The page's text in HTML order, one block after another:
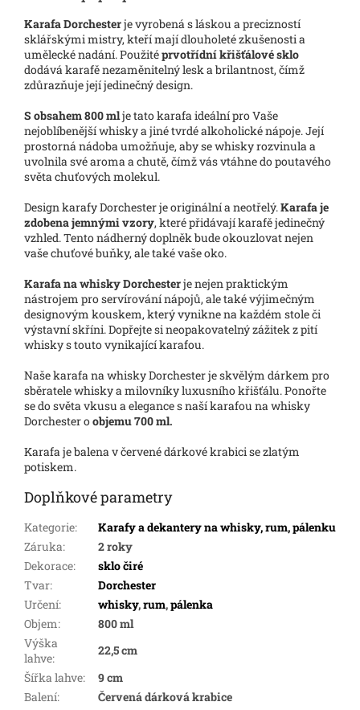
Karafa Dorchesterje vyrobená s láskou a precizností
sklářskými mistry, kteří mají dlouholeté zkušenosti a
umělecké nadání. Použitéprvotřídní křišťálové sklo
dodává karafě nezaměnitelný lesk a brilantnost, čímž
zdůrazňuje její jedinečný design.
S obsahem 800 mlje tato karafa ideální pro Vaše
nejoblíbenější whisky a jiné tvrdé alkoholické nápoje. Její
prostorná nádoba umožňuje, aby se whisky rozvinula a
uvolnila své aroma a chutě, čímž vás vtáhne do poutavého
světa chuťových molekul.
Design karafy Dorchester je originální a neotřelý.Karafa je
zdobena jemnými vzory, které přidávají karafě jedinečný
vzhled. Tento nádherný doplněk bude okouzlovat nejen
vaše chuťové buňky, ale také vaše oko.
Karafa na whisky Dorchesterje nejen praktickým
nástrojem pro servírování nápojů, ale také výjimečným
designovým kouskem, který vynikne na každém stole či
výstavní skříni. Dopřejte si neopakovatelný zážitek z pití
whisky s touto vynikající karafou.
Naše karafa na whisky Dorchester je skvělým dárkem pro
sběratele whisky a milovníky luxusního křišťálu. Ponořte
se do světa vkusu a elegance s naší karafou na whisky
Dorchester oobjemu 700 ml.
Karafa je balena v červené dárkové krabici se zlatým
potiskem.
Doplňkové parametry
Kategorie:
Karafy a dekantery na whisky, rum, pálenku
Záruka:
2 roky
Dekorace:
sklo čiré
Tvar:
Dorchester
Určení: whisky,rum,pálenka
Objem:
800 ml
Výška
lahve:
22,5 cm
Šířka lahve:
9 cm
Balení: Červená dárková krabice